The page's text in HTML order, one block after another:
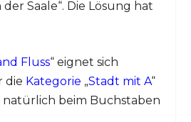
der Saale“. Die Lösung hat
Fluss“ eignet sich
die Kategorie „Stadt mit A“
natürlich beim Buchstaben